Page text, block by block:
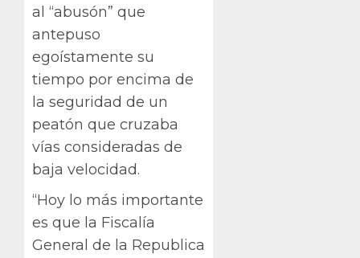
al “abusón” que
antepuso
egoístamente su
tiempo por encima de
la seguridad de un
peatón que cruzaba
vías consideradas de
baja velocidad.
“Hoy lo más importante
es que la Fiscalía
General de la Republica